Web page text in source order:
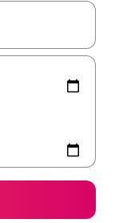
con las